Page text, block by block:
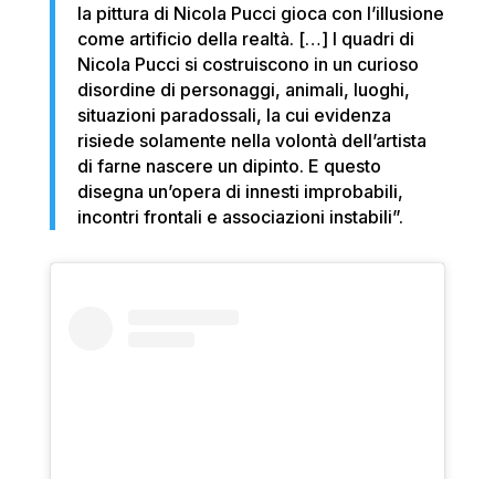
la pittura di Nicola Pucci gioca con l’illusione
come artificio della realtà. […] I quadri di
Nicola Pucci si costruiscono in un curioso
disordine di personaggi, animali, luoghi,
situazioni paradossali, la cui evidenza
risiede solamente nella volontà dell’artista
di farne nascere un dipinto. E questo
disegna un’opera di innesti improbabili,
incontri frontali e associazioni instabili”.